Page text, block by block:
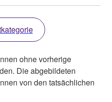
ohne vorherige
Die abgebildeten
von den tatsächlichen